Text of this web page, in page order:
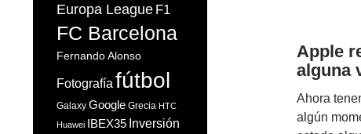
Apple
alguna
Ahora
algún
Europa League F1
FC Barcelona
Fernando Alonso
Fotografía fútbol
Galaxy Google Grecia HTC
Huawei IBEX35 Inversión